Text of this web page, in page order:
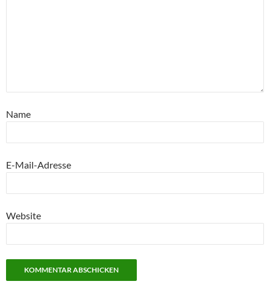
Name
E-Mail-Adresse
Website